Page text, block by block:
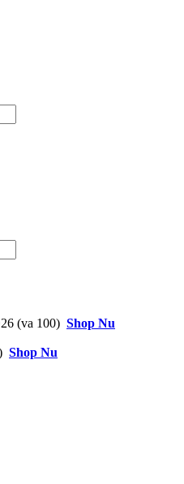
(va 100) Shop Nu
Shop Nu